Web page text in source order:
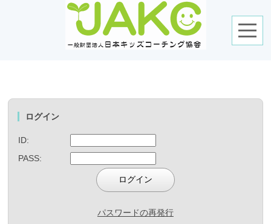
ログイン
ID:
PASS:
パスワードの再発行